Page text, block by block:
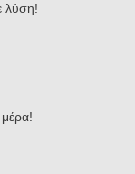
λύση!